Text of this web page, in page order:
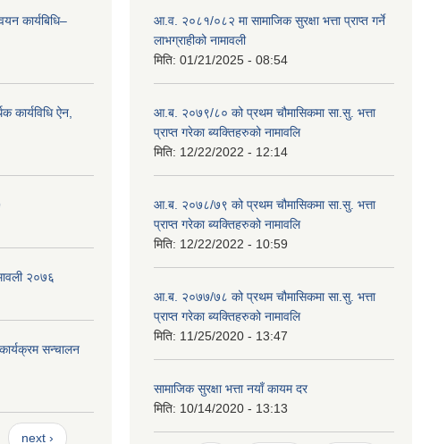
कार्यबिधि–
कार्यविधि ऐन,
२०७६
कार्यक्रम सन्चालन
next ›
आ.व. २०८१/०८२ मा सामाजिक सुरक्षा भत्ता प्राप्त गर्ने
लाभग्राहीको नामावली
मिति: 01/21/2025 - 08:54
आ.ब. २०७९/८० को प्रथम चौमासिकमा सा.सु. भत्ता
प्राप्त गरेका ब्यक्तिहरुको नामावलि
मिति: 12/22/2022 - 12:14
आ.ब. २०७८/७९ को प्रथम चौमासिकमा सा.सु. भत्ता
प्राप्त गरेका ब्यक्तिहरुको नामावलि
मिति: 12/22/2022 - 10:59
आ.ब. २०७७/७८ को प्रथम चौमासिकमा सा.सु. भत्ता
प्राप्त गरेका ब्यक्तिहरुको नामावलि
मिति: 11/25/2020 - 13:47
सामाजिक सुरक्षा भत्ता नयाँ कायम दर
मिति: 10/14/2020 - 13:13